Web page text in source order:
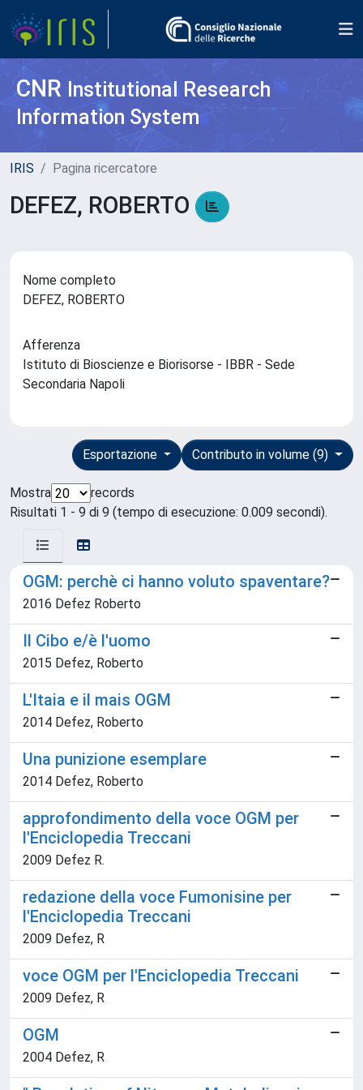
CNR Institutional Research
Information System
IRIS Pagina ricercatore
DEFEZ, ROBERTO
Nome completo
DEFEZ, ROBERTO
Afferenza
Istituto di Bioscienze e Biorisorse - IBBR - Sede
Secondaria Napoli
Contributo in volume (9)
Esportazione
Mostra
records
Risultati 1 - 9 di 9 (tempo di esecuzione: 0.009 secondi).
OGM: perchè ci hanno voluto spaventare?
2016 Defez Roberto
Il Cibo e/è l'uomo
2015 Defez, Roberto
L'Itaia e il mais OGM
2014 Defez, Roberto
Una punizione esemplare
2014 Defez, Roberto
approfondimento della voce OGM per
l'Enciclopedia Treccani
2009 Defez R.
redazione della voce Fumonisine per
l'Enciclopedia Treccani
2009 Defez, R
voce OGM per l'Enciclopedia Treccani
2009 Defez, R
OGM
2004 Defez, R